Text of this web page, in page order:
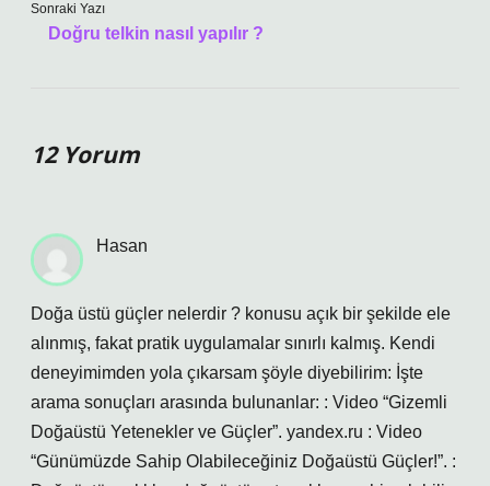
Sonraki Yazı
Doğru telkin nasıl yapılır ?
12 Yorum
Hasan
Doğa üstü güçler nelerdir ? konusu açık bir şekilde ele
alınmış, fakat pratik uygulamalar sınırlı kalmış. Kendi
deneyimimden yola çıkarsam şöyle diyebilirim: İşte
arama sonuçları arasında bulunanlar: : Video “Gizemli
Doğaüstü Yetenekler ve Güçler”. yandex.ru : Video
“Günümüzde Sahip Olabileceğiniz Doğaüstü Güçler!”. :